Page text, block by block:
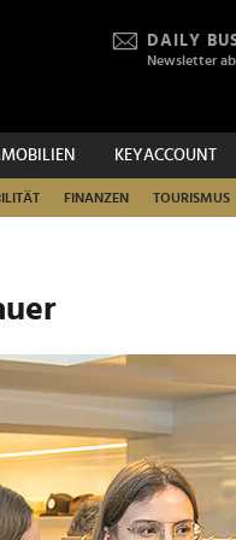
DAILY
Newsletter
KEYACCOUNT
FINANZEN TOURISMUS